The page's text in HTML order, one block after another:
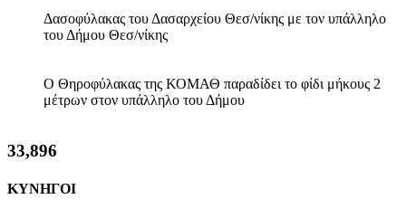
Δασοφύλακας του Δασαρχείου Θεσ/νίκης με τον υπάλληλο
του Δήμου Θεσ/νίκης
Ο Θηροφύλακας της ΚΟΜΑΘ παραδίδει το φίδι μήκους 2
μέτρων στον υπάλληλο του Δήμου
36,409
ΚΥΝΗΓΟΙ